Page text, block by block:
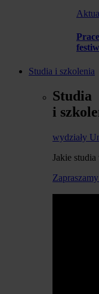
Studia i szkolenia
Studia
i
wydziały
Jakie